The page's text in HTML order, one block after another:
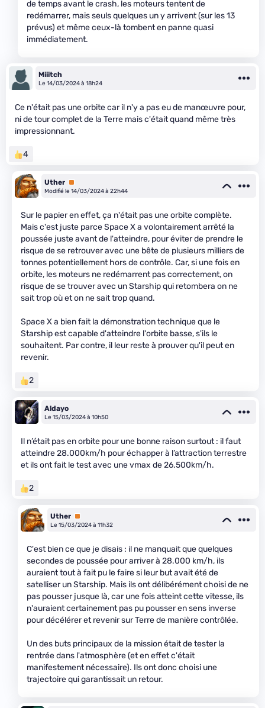
de temps avant le crash, les moteurs tentent de
redémarrer, mais seuls quelques un y arrivent (sur les 13
prévus) et même ceux-là tombent en panne quasi
immédiatement.
Miiitch
Le 14/03/2024 à 18h24
Ce n'était pas une orbite car il n'y a pas eu de manœuvre pour,
ni de tour complet de la Terre mais c'était quand même très
impressionnant.
4
Uther Premium
Modifié le 14/03/2024 à 22h44
Sur le papier en effet, ça n'était pas une orbite complète.
Mais c'est juste parce Space X a volontairement arrêté la
poussée juste avant de l'atteindre, pour éviter de prendre le
risque de se retrouver avec une bête de plusieurs milliers de
tonnes potentiellement hors de contrôle. Car, si une fois en
orbite, les moteurs ne redémarrent pas correctement, on
risque de se trouver avec un Starship qui retombera on ne
sait trop où et on ne sait trop quand.
Space X a bien fait la démonstration technique que le
Starship est capable d'atteindre l'orbite basse, s'ils le
souhaitent. Par contre, il leur reste à prouver qu'il peut en
revenir.
2
Aldayo
Le 15/03/2024 à 10h50
Il n’était pas en orbite pour une bonne raison surtout : il faut
atteindre 28.000km/h pour échapper à l’attraction terrestre
et ils ont fait le test avec une vmax de 26.500km/h.
2
Uther Premium
Le 15/03/2024 à 11h32
C'est bien ce que je disais : il ne manquait que quelques
secondes de poussée pour arriver à 28.000 km/h, ils
auraient tout à fait pu le faire si leur but avait été de
satelliser un Starship. Mais ils ont délibérément choisi de ne
pas pousser jusque là, car une fois atteint cette vitesse, ils
n'auraient certainement pas pu pousser en sens inverse
pour décélérer et revenir sur Terre de manière contrôlée.
Un des buts principaux de la mission était de tester la
rentrée dans l'atmosphère (et en effet c'était
manifestement nécessaire). Ils ont donc choisi une
trajectoire qui garantissait un retour.